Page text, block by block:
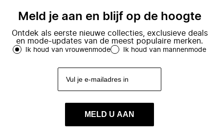
Meld je aan en blijf op de hoogte
Ontdek als eerste nieuwe collecties, exclusieve deals
en mode-updates van de meest populaire merken.
Ik houd van vrouwenmode Ik houd van mannenmode
MELD U AAN